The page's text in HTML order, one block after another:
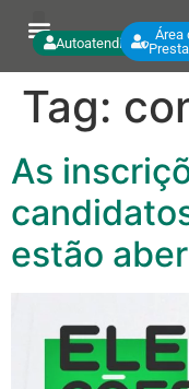
AutoatendimentoÁrea
Tag:
As
estão